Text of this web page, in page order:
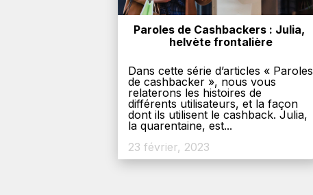
Paroles de Cashbackers : Julia,
helvète frontalière
Dans cette série d’articles « Paroles
de cashbacker », nous vous
relaterons les histoires de
différents utilisateurs, et la façon
dont ils utilisent le cashback. Julia,
la quarentaine, est...
23 février, 2023